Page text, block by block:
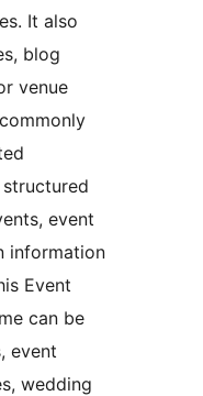
It also
blog
venue
event
information
Event
can be
event
wedding